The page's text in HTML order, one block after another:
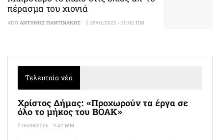
πέρασμα του χιονιά
ΑΠΌ ΑΝΤΏΝΗΣ ΠΑΝΤΙΝΆΚΗΣ 28/01/2022 - 10:02 ΠΜ
Τελευταία νέα
Χρίστος Δήμας: «Προχωρούν τα έργα σε
όλο το μήκος του ΒΟΑΚ»
06/08/2026 - 9:42 ΜΜ